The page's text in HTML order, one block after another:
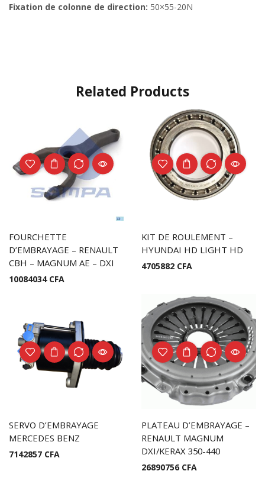
Fixation de colonne de direction: 50×55-20N
Related Products
FOURCHETTE
D’EMBRAYAGE – RENAULT
CBH – MAGNUM AE – DXI
10084034 CFA
KIT DE ROULEMENT –
HYUNDAI HD LIGHT HD
4705882 CFA
SERVO D’EMBRAYAGE
MERCEDES BENZ
7142857 CFA
PLATEAU D’EMBRAYAGE –
RENAULT MAGNUM
DXI/KERAX 350-440
26890756 CFA